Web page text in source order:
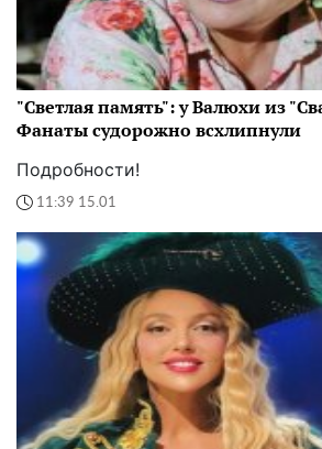
"Светлая память": у Валюхи из
Фанаты судорожно всхлипнули
Подробности!
11:39 15.01